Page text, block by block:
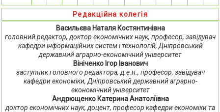
Редакційна колегія
Васильєва Наталя Костянтинівна
головний редактор, доктор економічних наук, професор, завідувач
кафедри інформаційних систем і технологій, Дніпровський
державний аграрно-економічний університет
Вініченко Ігор Іванович
заступник головного редактора, д.е.н., професор, завідувач
кафедри економіки, Дніпровський державний аграрно-
економічний університет
Андрющенко Катерина Анатоліївна
доктор економічних наук, доцент, професор кафедри економіки та